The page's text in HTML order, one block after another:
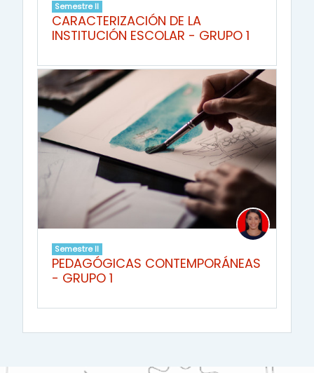
Semestre II
CARACTERIZACIÓN DE LA
INSTITUCIÓN ESCOLAR - GRUPO 1
Semestre II
PEDAGÓGICAS CONTEMPORÁNEAS
- GRUPO 1